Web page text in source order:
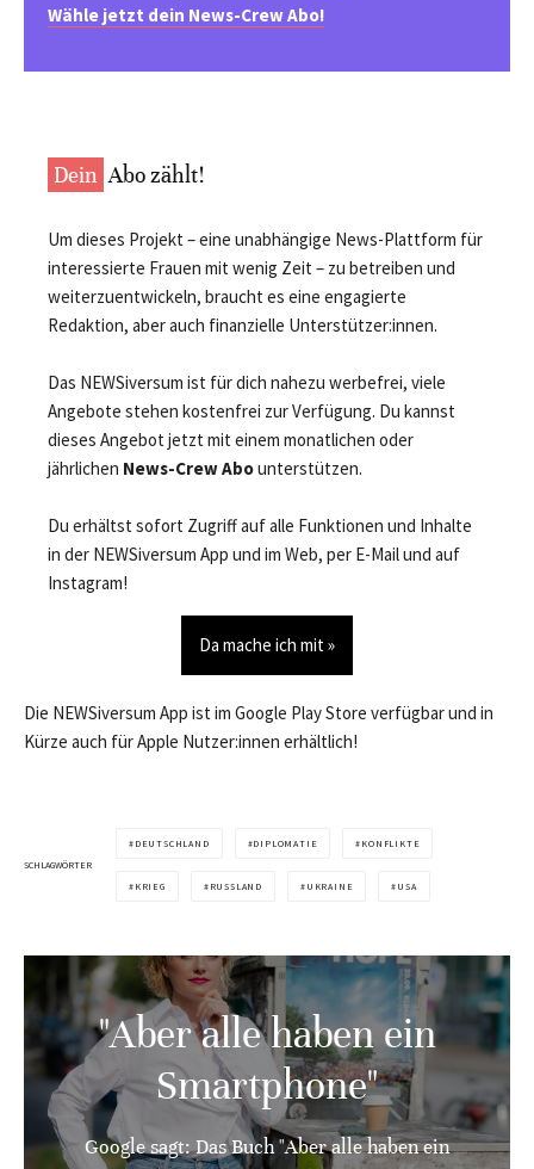
Wähle jetzt dein News-Crew Abo!
Dein Abo zählt!
Um dieses Projekt – eine unabhängige News-Plattform für
interessierte Frauen mit wenig Zeit – zu betreiben und
weiterzuentwickeln, braucht es eine engagierte
Redaktion, aber auch finanzielle Unterstützer:innen.
Das NEWSiversum ist für dich nahezu werbefrei, viele
Angebote stehen kostenfrei zur Verfügung. Du kannst
dieses Angebot jetzt mit einem monatlichen oder
jährlichen News-Crew Abounterstützen.
Du erhältst sofort Zugriff auf alle Funktionen und Inhalte
in der NEWSiversum App und im Web, per E-Mail und auf
Instagram!
Da mache ich mit »
Die NEWSiversum App ist im Google Play Store verfügbar und in
Kürze auch für Apple Nutzer:innen erhältlich!
SCHLAGWÖRTER
DEUTSCHLAND DIPLOMATIE KONFLIKTE
KRIEG RUSSLAND UKRAINE USA
"Aber alle haben ein
Smartphone"
Google sagt: Das Buch "Aber alle haben ein